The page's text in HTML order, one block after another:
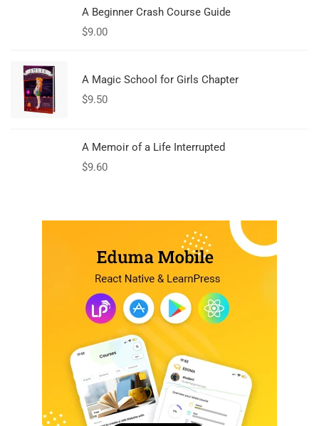
A Beginner Crash Course Guide
$9.00
A Magic School for Girls Chapter
$9.50
A Memoir of a Life Interrupted
$9.60